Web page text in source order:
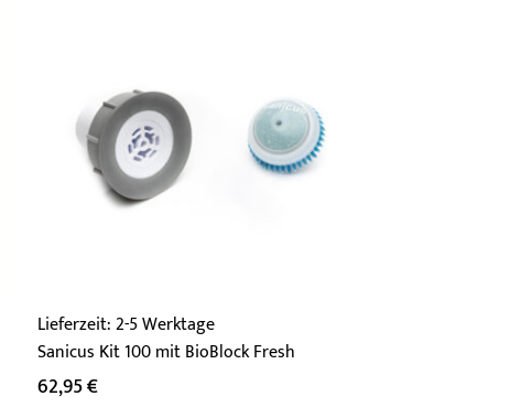
Lieferzeit:2-5 Werktage
Sanicus Kit 100 mit BioBlock Fresh
62,95€